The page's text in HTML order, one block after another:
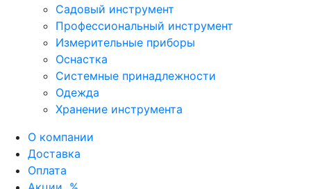
Садовый инструмент
Профессиональный инструмент
Измерительные приборы
Оснастка
Системные принадлежности
Одежда
Хранение инструмента
О компании
Доставка
Оплата